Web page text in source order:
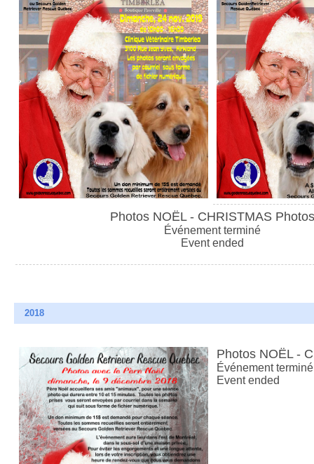
Photos NOËL - CHRISTMAS Photos
Événement terminé
Event ended
2018
Photos NOËL -
Événement terminé
Event ended